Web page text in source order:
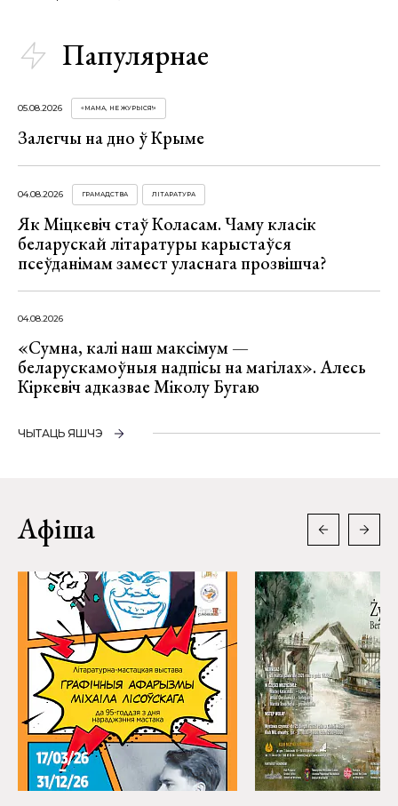
Папулярнае
05.08.2026 «МАМА, НЕ ЖУРЫСЯ!»
Залегчы на дно ў Крыме
04.08.2026 ГРАМАДСТВА ЛІТАРАТУРА
Як Міцкевіч стаў Коласам. Чаму класік
беларускай літаратуры карыстаўся
псеўданімам замест уласнага прозвішча?
04.08.2026
«Сумна, калі наш максімум —
беларускамоўныя надпісы на магілах». Алесь
Кіркевіч адказвае Міколу Бугаю
ЧЫТАЦЬ ЯШЧЭ
Афіша